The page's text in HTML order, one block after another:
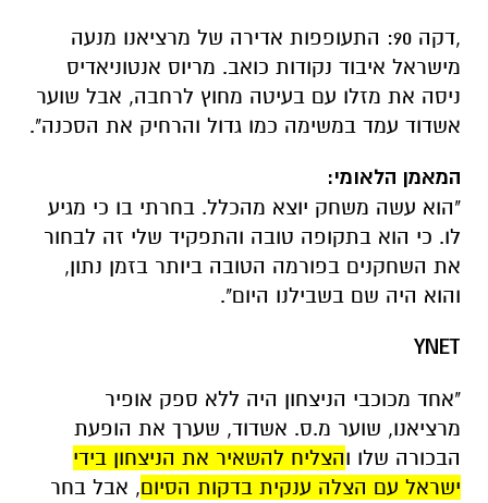
,דקה 90: התעופפות אדירה של מרציאנו מנעה
מישראל איבוד נקודות כואב. מריוס אנטוניאדיס
ניסה את מזלו עם בעיטה מחוץ לרחבה, אבל שוער
אשדוד עמד במשימה כמו גדול והרחיק את הסכנה".
המאמן הלאומי:
"הוא עשה משחק יוצא מהכלל. בחרתי בו כי מגיע
לו. כי הוא בתקופה טובה והתפקיד שלי זה לבחור
את השחקנים בפורמה הטובה ביותר בזמן נתון,
והוא היה שם בשבילנו היום".
YNET
"אחד מכוכבי הניצחון היה ללא ספק אופיר
מרציאנו, שוער מ.ס. אשדוד, שערך את הופעת
הבכורה שלו והצליח להשאיר את הניצחון בידי
ישראל עם הצלה ענקית בדקות הסיום, אבל בחר